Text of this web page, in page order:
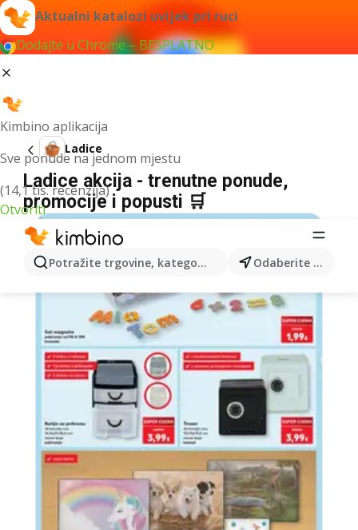
Aktualni katalozi uvijek pri ruci
Dodajte u Chrome – BESPLATNO
Kimbino aplikacija
Sve ponude na jednom mjestu
(14,1 tis. recenzija)
Otvoriti
Potražite trgovine, kategorije, proizvode... Odaberite grad
Ladice
Ladice akcija - trenutne ponude,
promocije i popusti 🛒